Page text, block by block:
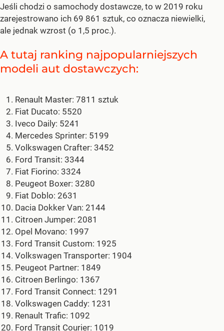
Jeśli chodzi o samochody dostawcze, to w 2019 roku
zarejestrowano ich 69 861 sztuk, co oznacza niewielki,
ale jednak wzrost (o 1,5 proc.).
A tutaj ranking najpopularniejszych
modeli aut dostawczych:
Renault Master: 7811 sztuk
Fiat Ducato: 5520
Iveco Daily: 5241
Mercedes Sprinter: 5199
Volkswagen Crafter: 3452
Ford Transit: 3344
Fiat Fiorino: 3324
Peugeot Boxer: 3280
Fiat Doblo: 2631
Dacia Dokker Van: 2144
Citroen Jumper: 2081
Opel Movano: 1997
Ford Transit Custom: 1925
Volkswagen Transporter: 1904
Peugeot Partner: 1849
Citroen Berlingo: 1367
Ford Transit Connect: 1291
Volkswagen Caddy: 1231
Renault Trafic: 1092
Ford Transit Courier: 1019